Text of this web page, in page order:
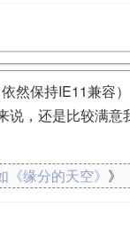
然保持IE11兼容
说，还是比较满意
缘分的天空》 》